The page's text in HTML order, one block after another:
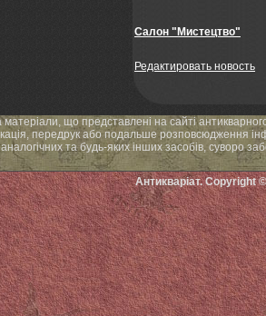
Салон "Мистецтво"
Редактировать новость
матеріали, що представлені на сайті
передрук або подальше розповсюдження
аналогічних та будь-яких інших засобів, суворо
Антикваріат. Copyright